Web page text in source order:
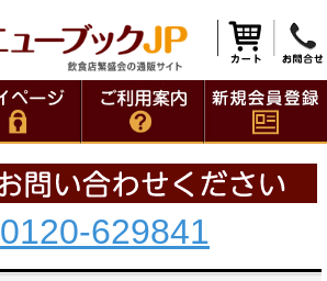
0120-629841